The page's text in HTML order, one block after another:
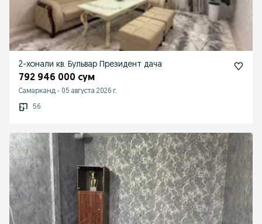
2-хонали кв. Бульвар Президент дача
792 946 000 сум
Самарканд - 05 августа 2026 г.
56